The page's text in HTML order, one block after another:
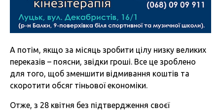
А потім, якщо за місяць зробити цілу низку великих
переказів – поясни, звідки гроші. Все це зроблено
для того, щоб зменшити відмивання коштів та
скоротити обсяг тіньової економіки.
Отже, з 28 квітня без підтвердження своєї